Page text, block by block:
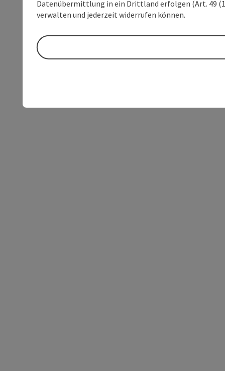
Datenübermittlung in ein Drittland erfolgen (Art. 49
verwalten und jederzeit widerrufen können.